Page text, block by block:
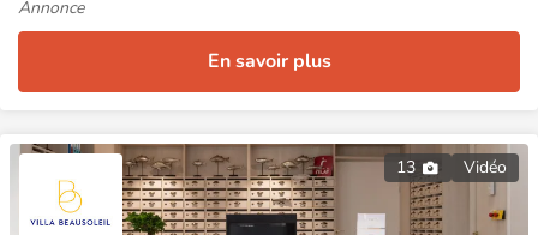
Annonce
En savoir plus
13 Vidéo